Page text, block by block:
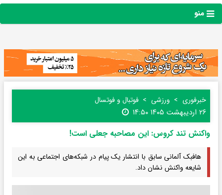
منو
خبرفوری ورزشی فوتبال و فوتسال
۲۶ اردیبهشت ۱۴۰۵ ۱۴:۵۰
واکنش تند کروس: این مصاحبه جعلی است!
هافبک آلمانی سابق با انتشار یک پیام در شبکه‌های اجتماعی به این
شایعه واکنش نشان داد.